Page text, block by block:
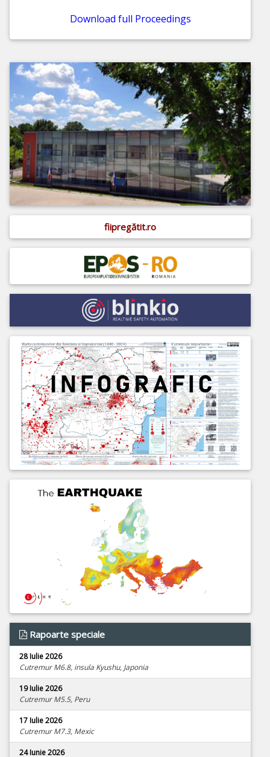
Download full Proceedings
fiipregătit.ro
Rapoarte speciale
28 Iulie 2026
Cutremur M6.8, insula Kyushu, Japonia
19 Iulie 2026
Cutremur M5.5, Peru
17 Iulie 2026
Cutremur M7.3, Mexic
24 Iunie 2026